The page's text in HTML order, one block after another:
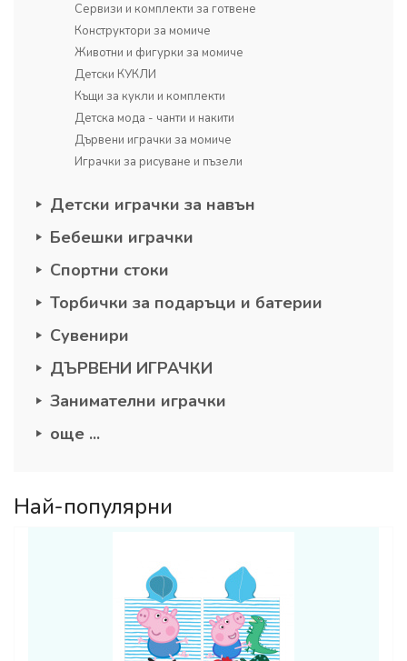
Сервизи и комплекти за готвене
Конструктори за момиче
Животни и фигурки за момиче
Детски КУКЛИ
Къщи за кукли и комплекти
Детска мода - чанти и накити
Дървени играчки за момиче
Играчки за рисуване и пъзели
Детски играчки за навън
Бебешки играчки
Спортни стоки
Торбички за подаръци и батерии
Сувенири
ДЪРВЕНИ ИГРАЧКИ
Занимателни играчки
още ...
Най-популярни